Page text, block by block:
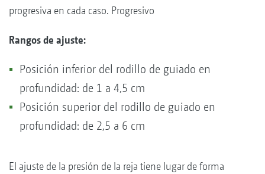
progresiva en cada caso. Progresivo
Rangos de ajuste:
Posición inferior del rodillo de guiado en
profundidad: de 1 a 4,5 cm
Posición superior del rodillo de guiado en
profundidad: de 2,5 a 6 cm
El ajuste de la presión de la reja tiene lugar de forma